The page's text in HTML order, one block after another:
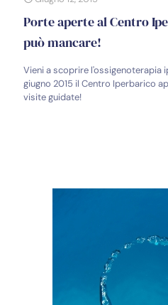
Porte aperte al Centro
può mancare!
Vieni a scoprire l'ossigenoterapia
giugno 2015 il Centro Iperbarico
visite guidate!